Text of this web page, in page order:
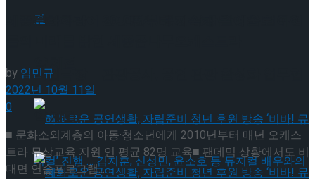
국립극장 – 관광공사, 공연 관광 활성화 업무협
국립극장 – 관광공사, 공연 관광 활성화 업무협
약 체결
세종문화회관이 2010년부터 지속해 온 예술로 아이
by임민규
2022년 10월 11일
0
■ 문화소외계층의 아동·청소년에게 2010년부터 매년 오케스
트라 무상교육 지원 연 평균 82명 교육■ 팬데믹 상황에서도 비
대면 연습프로그램...